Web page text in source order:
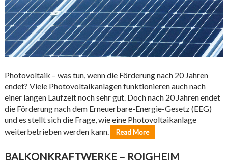
Photovoltaik – was tun, wenn die Förderung nach 20 Jahren
endet? Viele Photovoltaikanlagen funktionieren auch nach
einer langen Laufzeit noch sehr gut. Doch nach 20 Jahren endet
die Förderung nach dem Erneuerbare-Energie-Gesetz (EEG)
und es stellt sich die Frage, wie eine Photovoltaikanlage
weiterbetrieben werden kann.
Read More
BALKONKRAFTWERKE – ROIGHEIM